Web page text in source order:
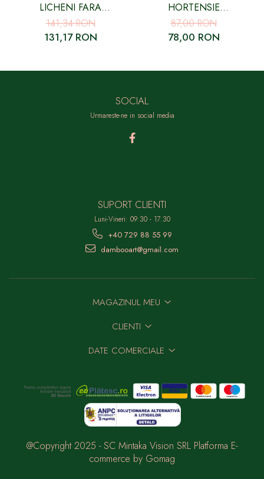
LICHENI FARA
RADACINA, CURATATI
VERDE SMARALD - 500
141,34 RON
131,17 RON
HORTENSIE
CRIOGENATA CU FLORI
MICI ALBA
87,00 RON
78,00 RON
SOCIAL
Urmareste-ne in social media
SUPORT CLIENTI
Luni-Vineri: 09:30 - 17:30
+40 729 88 55 99
dambooart@gmail.com
MAGAZINUL MEU
CLIENTI
DATE COMERCIALE
@Copyright 2025 - SC Mintaka Vision SRL Platforma E-
commerce by Gomag